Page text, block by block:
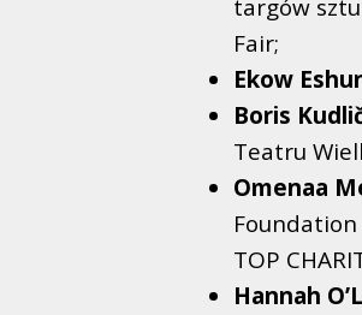
targów
Fair;
Ekow
Boris
Teatru
Omenaa
TOP
Hannah